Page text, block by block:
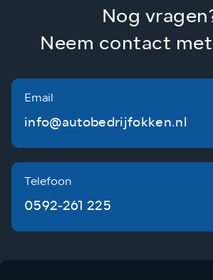
Nog
Neem contact
Email
info@autobedrijfokken.nl
Telefoon
0592-261 225